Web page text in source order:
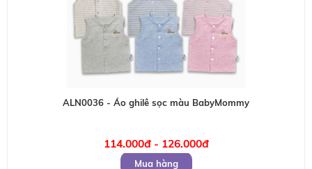
ALN0036 - Áo ghilê sọc màu BabyMommy
114.000đ - 126.000đ
Mua hàng